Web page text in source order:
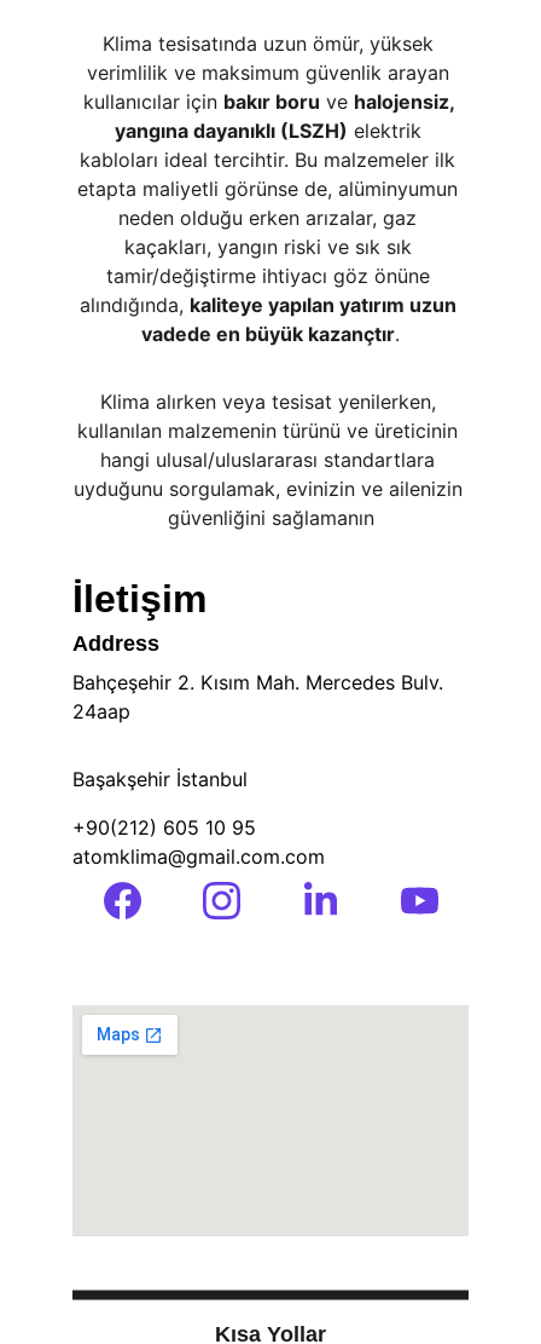
Klima tesisatında uzun ömür, yüksek
verimlilik ve maksimum güvenlik arayan
kullanıcılar için bakır boru ve halojensiz,
yangına dayanıklı (LSZH) elektrik
kabloları ideal tercihtir. Bu malzemeler ilk
etapta maliyetli görünse de, alüminyumun
neden olduğu erken arızalar, gaz
kaçakları, yangın riski ve sık sık
tamir/değiştirme ihtiyacı göz önüne
alındığında, kaliteye yapılan yatırım uzun
vadede en büyük kazançtır.
Klima alırken veya tesisat yenilerken,
kullanılan malzemenin türünü ve üreticinin
hangi ulusal/uluslararası standartlara
uyduğunu sorgulamak, evinizin ve ailenizin
güvenliğini sağlamanın
İletişim
Address
Bahçeşehir 2. Kısım Mah. Mercedes Bulv.
24aap
Başakşehir İstanbul
+90(212) 605 10 95
atomklima@gmail.com.com
Kısa Yollar